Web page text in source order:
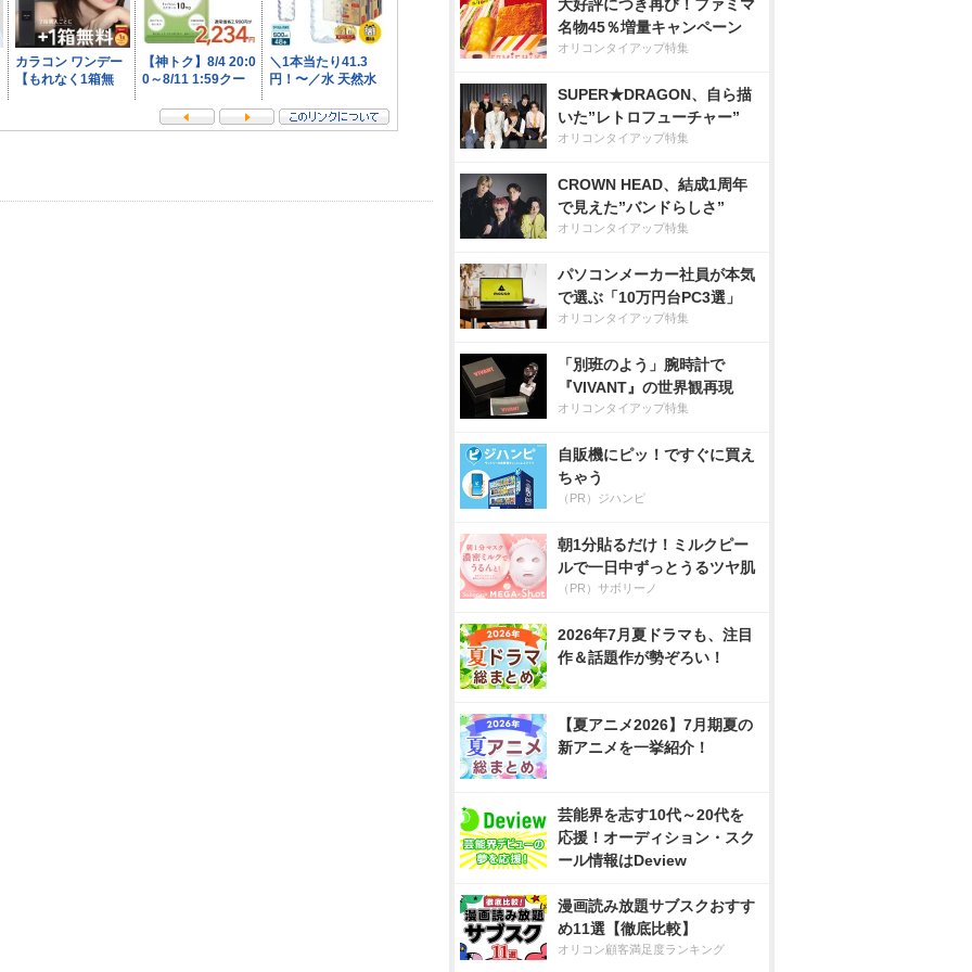
大好評につき再び！ファミマ
名物45％増量キャンペーン
オリコンタイアップ特集
SUPER★DRAGON、自ら描
いた”レトロフューチャー”
オリコンタイアップ特集
CROWN HEAD、結成1周年
で見えた”バンドらしさ”
オリコンタイアップ特集
パソコンメーカー社員が本気
で選ぶ「10万円台PC3選」
オリコンタイアップ特集
「別班のよう」腕時計で
『VIVANT』の世界観再現
オリコンタイアップ特集
自販機にピッ！ですぐに買え
ちゃう
（PR）ジハンピ
朝1分貼るだけ！ミルクピー
ルで一日中ずっとうるツヤ肌
（PR）サボリーノ
2026年7月夏ドラマも、注目
作＆話題作が勢ぞろい！
【夏アニメ2026】7月期夏の
新アニメを一挙紹介！
芸能界を志す10代～20代を
応援！オーディション・スク
ール情報はDeview
漫画読み放題サブスクおすす
め11選【徹底比較】
オリコン顧客満足度ランキング